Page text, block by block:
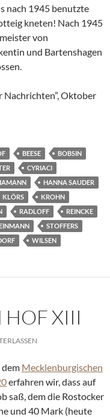
nach 1945 benutzte
kneten! Nach 1945
von
und Bartenshagen
Nachrichten”, Oktober
BEESE
BOBSIN
CYRIACI
HANNA SAUDER
KLÖRS
KROHN
RADLOFF
REINCKE
STOFFERS
WILSEN
HOF XIII
Mecklenburgischen
erfahren wir, dass auf
saß, dem die Rostocker
und 40 Mark (heute